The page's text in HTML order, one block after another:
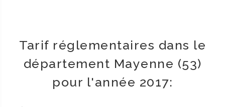
Tarif réglementaires dans le
département Mayenne (53)
pour l'année 2017: